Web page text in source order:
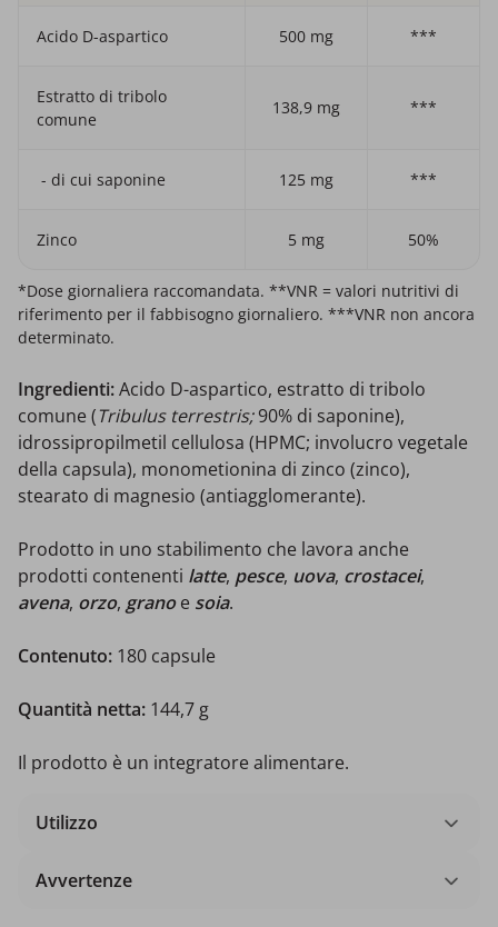
Acido D-aspartico 500 mg ***
Estratto di tribolo
comune
138,9 mg ***
- di cui saponine 125 mg ***
Zinco 5 mg 50%
*Dose giornaliera raccomandata. **VNR = valori nutritivi di
riferimento per il fabbisogno giornaliero. ***VNR non ancora
determinato.
Ingredienti:Acido D-aspartico, estratto di tribolo
comune (Tribulus terrestris;90% di saponine),
idrossipropilmetil cellulosa (HPMC; involucro vegetale
della capsula), monometionina di zinco (zinco),
stearato di magnesio (antiagglomerante).
Prodotto in uno stabilimento che lavora anche
prodotti contenenti latte, pesce, uova, crostacei,
avena, orzo, granoe soia.
Contenuto: 180 capsule
Quantità netta: 144,7 g
Il prodotto è un integratore alimentare.
Utilizzo
Avvertenze